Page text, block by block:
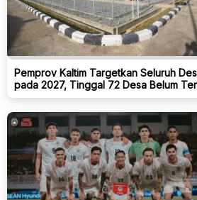
Pemprov Kaltim Targetkan Seluruh
pada 2027, Tinggal 72 Desa Belum